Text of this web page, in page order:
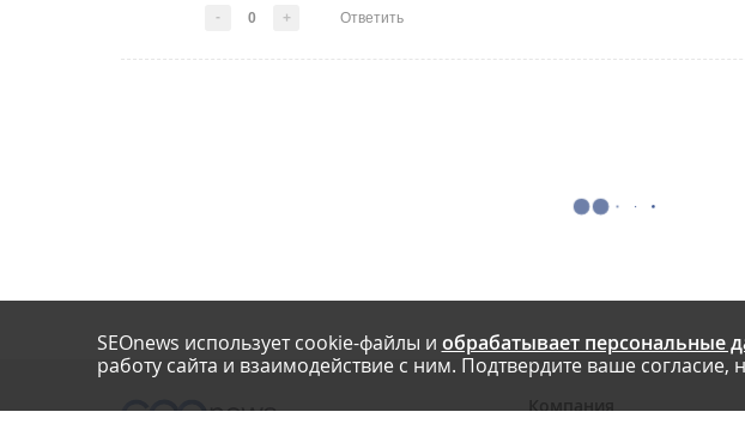
- 0 + Ответить
SEOnews использует cookie-файлы и обрабатывает персональные
работу сайта и взаимодействие с ним. Подтвердите ваше согласие,
Компания